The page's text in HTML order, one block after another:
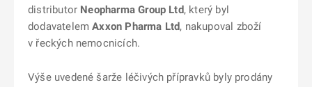
distributor Neopharma Group Ltd, který byl
dodavatelemAxxon Pharma Ltd, nakupoval zboží
v řeckých nemocnicích.
Výše uvedené šarže léčivých přípravků byly prodány